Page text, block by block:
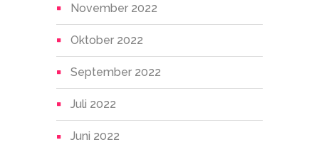
November 2022
Oktober 2022
September 2022
Juli 2022
Juni 2022